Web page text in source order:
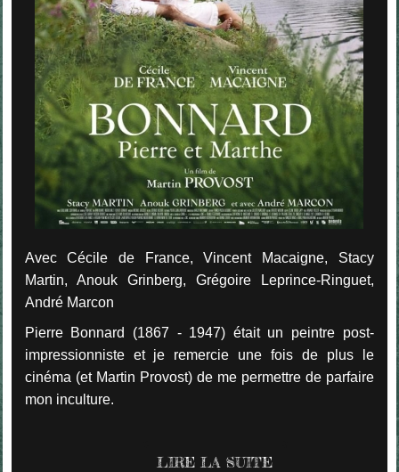
Avec Cécile de France, Vincent Macaigne, Stacy
Martin, Anouk Grinberg, Grégoire Leprince-Ringuet,
André Marcon
Pierre Bonnard (1867 - 1947) était un peintre post-
impressionniste et je remercie une fois de plus le
cinéma (et Martin Provost) de me permettre de parfaire
mon inculture.
LIRE LA SUITE